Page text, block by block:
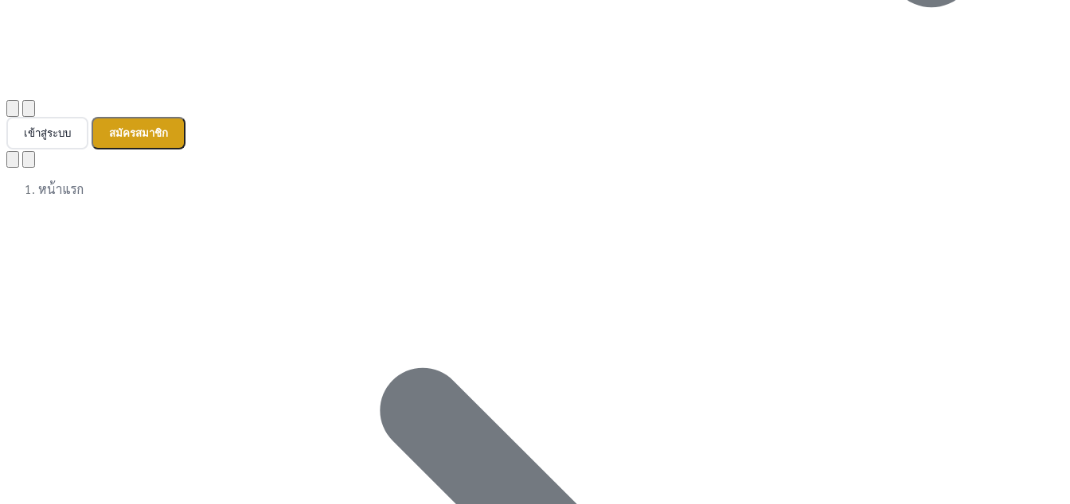
เข้าสู่ระบบ สมัครสมาชิก
หน้าแรก